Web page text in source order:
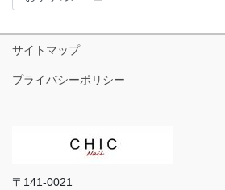
テ
ー
サイトマップ
プライバシーポリシー
〒141-0021